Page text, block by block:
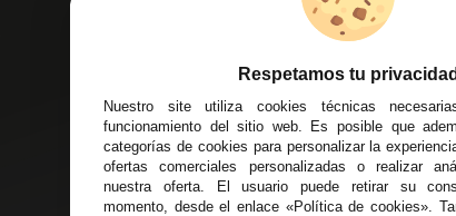
Entregas y Devoluciones
Política de Privacidad
Pago Seguro
Terminos y
Condiciones Generales
Políticas de Cookies
Av. Plaza de
Córdoba
C/ Ingeniero
Alzira -
C/ Esplugues,
Respetamos tu privacidad
Nuestro site utiliza cookies técnicas
funcionamiento del sitio web. Es posible que
categorías de cookies para personalizar la
ofertas comerciales personalizadas o realizar
nuestra oferta. El usuario puede retirar su
momento, desde el enlace «Política de cookies».